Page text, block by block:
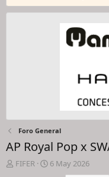
Foro General
AP Royal Pop x
IFIFER
F
6 May 2026